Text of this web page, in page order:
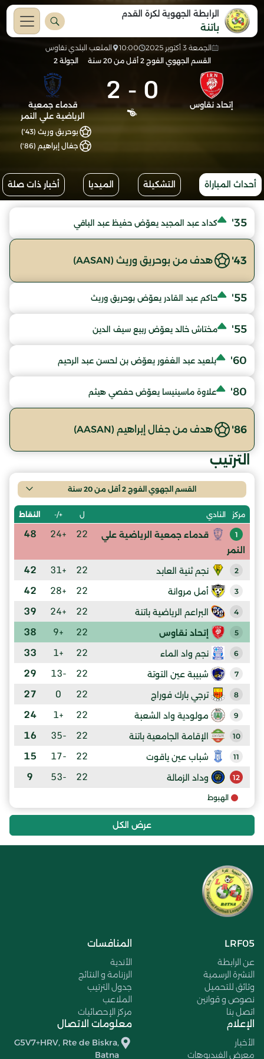
الرابطة الجهوية لكرة القدم
باتنة
الجمعة 3 أكتوبر 2025 10:00
الملعب البلدي نقاوس
القسم الجهوي الفوج 2 أقل من 20 سنة
الجولة 2
إتحاد نقاوس 0
-
2
قدماء جمعية
الرياضية علي النمر
بوحريق وريث (43')
جفال إبراهيم (86')
أحداث المباراة التشكيلة الميديا أخبار ذات صلة
35' كداد عبد المجيد يعوّض حفيظ عبد الباقي
43' هدف من بوحريق وريث (AASAN)
55' حاكم عبد القادر يعوّض بوحريق وريث
55' مختاش خالد يعوّض ربيع سيف الدين
60' بلعيد عبد الغفور يعوّض بن لحسن عبد الرحيم
80' علاوة ماسينيسا يعوّض حفصي هيثم
86' هدف من جفال إبراهيم (AASAN)
الترتيب
القسم الجهوي الفوج 2 أقل من 20 سنة
مركز النادي ل +/- النقاط
1
قدماء جمعية الرياضية علي
النمر
22
+24
48
2 نجم ثنية العابد 22
+31
42
3 أمل مروانة 22
+28
42
4 البراعم الرياضية باتنة 22
+24
39
5 إتحاد نقاوس 22
+9
38
6 نجم واد الماء 22
+1
33
7 شبيبة عين التوتة 22
-13
29
8 ترجي بارك فوراج 22
0
27
9 مولودية واد الشعبة 22
+1
24
10 الإقامة الجامعية باتنة 22
-35
16
11 شباب عين ياقوت 22
-17
15
12 وداد الزمالة 22
-53
9
الهبوط
عرض الكل
LRF05
عن الرابطة
النشرة الرسمية
وثائق للتحميل
نصوص و قوانين
اتصل بنا
المنافسات
الأندية
الرزنامة و النتائج
جدول الترتيب
الملاعب
مركز الإحصائيات
الإعلام
الأخبار
معرض الفيديوهات
معلومات الاتصال
G5V7+HRV, Rte de Biskra,
Batna